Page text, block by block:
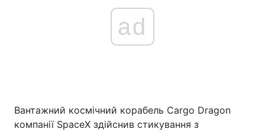
ad
Вантажний космічний корабель Cargo Dragon
компанії SpaceX здійснив стикування з